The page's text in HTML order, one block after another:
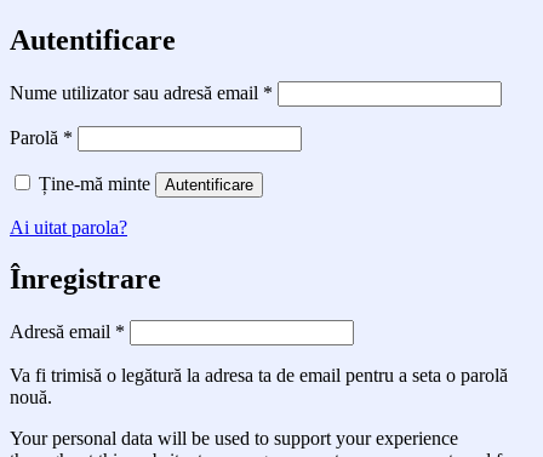
Autentificare
Nume utilizator sau adresă email *
Parolă *
Ține-mă minte Autentificare
Ai uitat parola?
Înregistrare
Adresă email *
Va fi trimisă o legătură la adresa ta de email pentru a seta o parolă
nouă.
Your personal data will be used to support your experience